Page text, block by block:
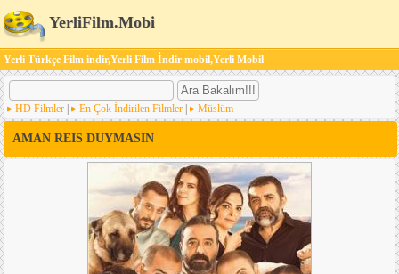
YerliFilm.Mobi
Yerli Türkçe Film indir,Yerli Film İndir mobil,Yerli Mobil
HD Filmler En Çok İndirilen Filmler Müslüm
AMAN REIS DUYMASIN